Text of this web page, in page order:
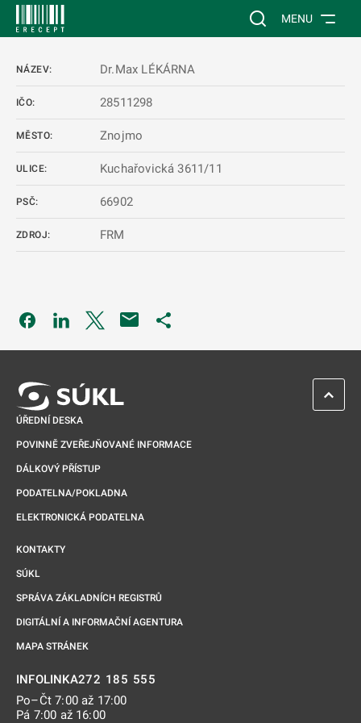
Vyhledávání na
MENU
NÁZEV: Dr.Max LÉKÁRNA
IČO: 28511298
MĚSTO: Znojmo
ULICE: Kuchařovická 3611/11
PSČ: 66902
ZDROJ: FRM
Odkaz se otevře na nové kartě
Odkaz se otevře na nové kartě
Odkaz se otevře na nové kartě
ÚŘEDNÍ DESKA
POVINNĚ ZVEŘEJŇOVANÉ INFORMACE
DÁLKOVÝ PŘÍSTUP
PODATELNA/POKLADNA
ELEKTRONICKÁ PODATELNA
KONTAKTY
SÚKL
SPRÁVA ZÁKLADNÍCH REGISTRŮ
DIGITÁLNÍ A INFORMAČNÍ AGENTURA
MAPA STRÁNEK
INFOLINKA272 185 555
Po–Čt 7:00 až 17:00
Pá 7:00 až 16:00
ZPĚT